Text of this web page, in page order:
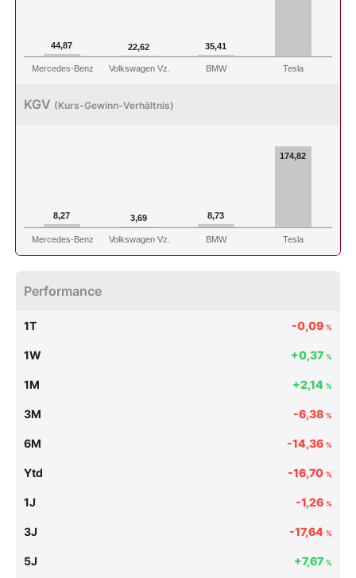
44,87 22,62 35,41
Mercedes-Benz Volkswagen Vz. BMW Tesla
KGV (Kurs-Gewinn-Verhältnis)
8,27 3,69 8,73
174,82
Mercedes-Benz Volkswagen Vz. BMW Tesla
Performance
1T -0,09 %
1W +0,37 %
1M +2,14 %
3M -6,38 %
6M -14,36 %
Ytd -16,70 %
1J -1,26 %
3J -17,64 %
5J +7,67 %